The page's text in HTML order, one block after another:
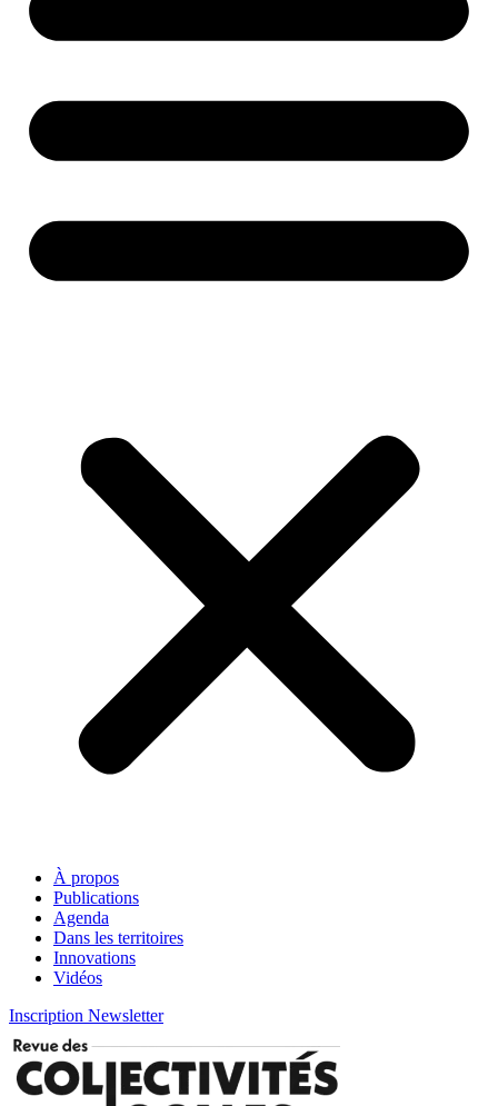
À propos
Publications
Agenda
Dans les territoires
Innovations
Vidéos
Inscription Newsletter